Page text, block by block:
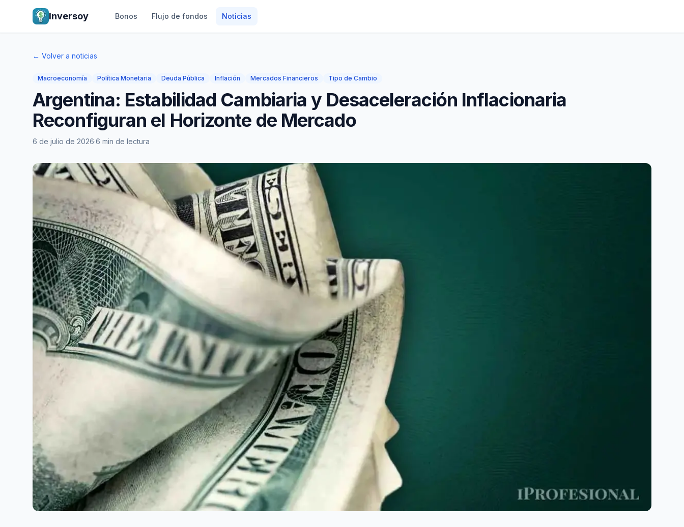
Inversoy Bonos Flujo de fondos Noticias
← Volver a noticias
Macroeconomía Política Monetaria Deuda Pública Inflación Mercados Financieros Tipo de Cambio
Argentina: Estabilidad Cambiaria y Desaceleración Inflacionaria
Reconfiguran el Horizonte de Mercado
6 de julio de 2026·6 min de lectura